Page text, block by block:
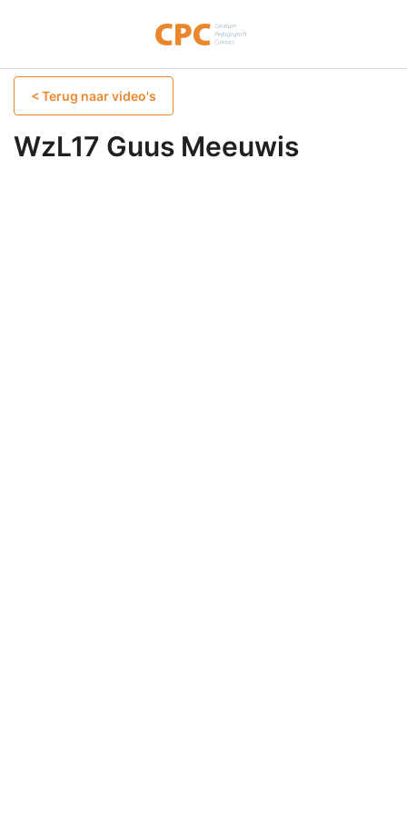
< Terug naar video's
WzL17 Guus Meeuwis